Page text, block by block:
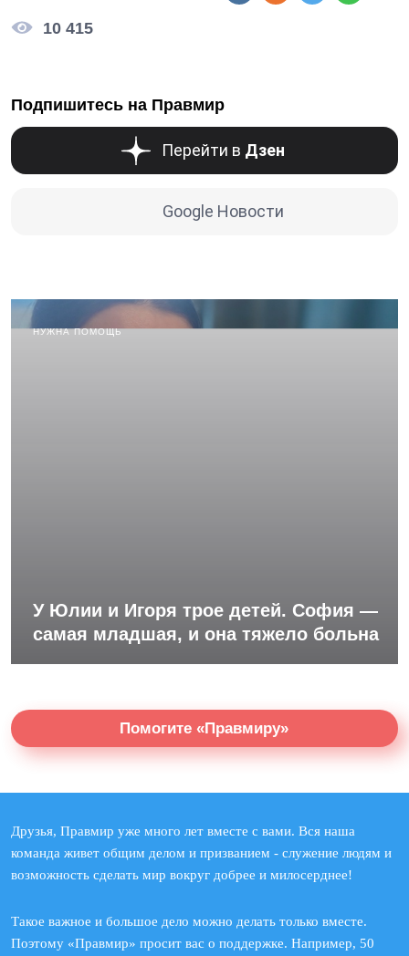
10 415
Подпишитесь на Правмир
Перейти в Дзен
Google Новости
НУЖНА ПОМОЩЬ
У Юлии и Игоря трое детей. София —
самая младшая, и она тяжело больна
Помогите «Правмиру»
Друзья, Правмир уже много лет вместе с вами. Вся наша
команда живет общим делом и призванием - служение людям и
возможность сделать мир вокруг добрее и милосерднее!
Такое важное и большое дело можно делать только вместе.
Поэтому «Правмир» просит вас о поддержке. Например, 50